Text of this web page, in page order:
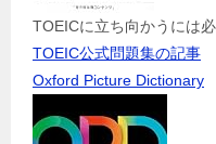
TOEICに立ち向かうには
TOEIC公式問題集の記事
Oxford Picture Dictionary